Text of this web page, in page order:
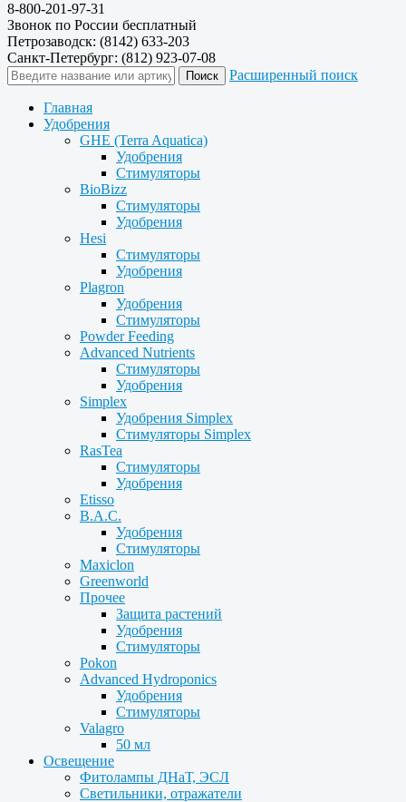
8-800-201-97-31
Звонок по России бесплатный
Петрозаводск: (8142) 633-203
Санкт-Петербург: (812) 923-07-08
Расширенный поиск
Главная
Удобрения
GHE (Terra Aquatica)
Удобрения
Стимуляторы
BioBizz
Стимуляторы
Удобрения
Hesi
Стимуляторы
Удобрения
Plagron
Удобрения
Стимуляторы
Powder Feeding
Advanced Nutrients
Стимуляторы
Удобрения
Simplex
Удобрения Simplex
Стимуляторы Simplex
RasTea
Стимуляторы
Удобрения
Etisso
B.A.C.
Удобрения
Стимуляторы
Maxiclon
Greenworld
Прочее
Защита растений
Удобрения
Стимуляторы
Pokon
Advanced Hydroponics
Удобрения
Стимуляторы
Valagro
50 мл
Освещение
Фитолампы ДНаТ, ЭСЛ
Светильники, отражатели